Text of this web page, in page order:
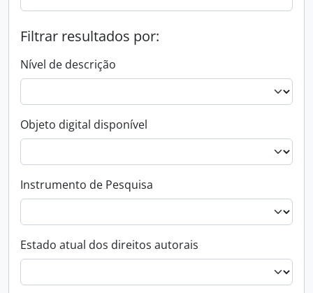
Filtrar resultados por:
Nível de descrição
Objeto digital disponível
Instrumento de Pesquisa
Estado atual dos direitos autorais